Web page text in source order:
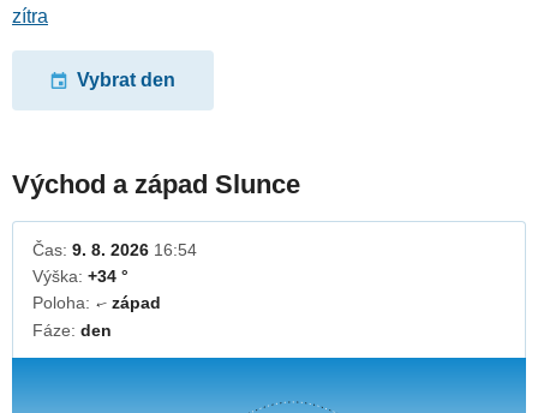
zítra
Vybrat den
Východ a západ Slunce
Čas: 9. 8. 2026 16:54
Výška: +34 °
Poloha: ↓západ
Fáze: den